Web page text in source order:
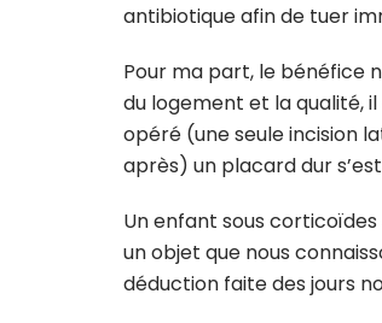
antibiotique afin de tuer
Pour ma part, le bénéfice
du logement et la qualité,
opéré (une seule incision
après) un placard dur
Un enfant sous
un objet que nous
déduction faite des jours